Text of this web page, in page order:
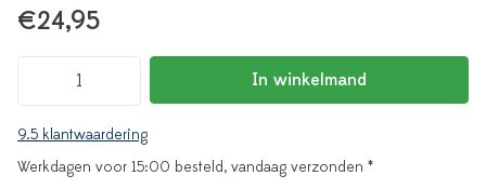
€24,95
In winkelmand
9.5 klantwaardering
Werkdagen voor 15:00 besteld, vandaag verzonden *